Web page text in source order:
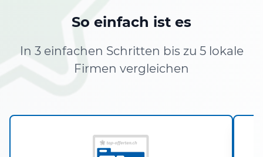
So einfach ist es
In 3 einfachen Schritten bis zu 5 lokale
Firmen vergleichen